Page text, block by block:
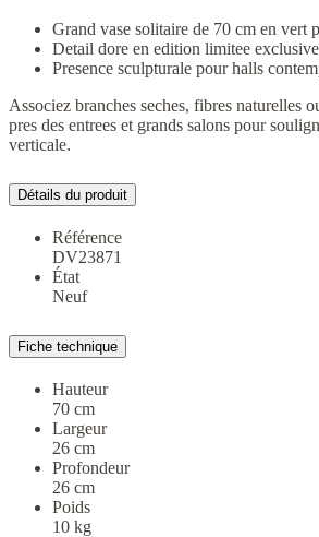
Grand vase solitaire de 70 cm en vert
Detail dore en edition limitee
Presence sculpturale pour halls
Associez branches seches, fibres naturelles
pres des entrees et grands salons pour
verticale.
Détails du produit
Référence
DV23871
État
Neuf
Fiche technique
Hauteur
70 cm
Largeur
26 cm
Profondeur
26 cm
Poids
10 kg